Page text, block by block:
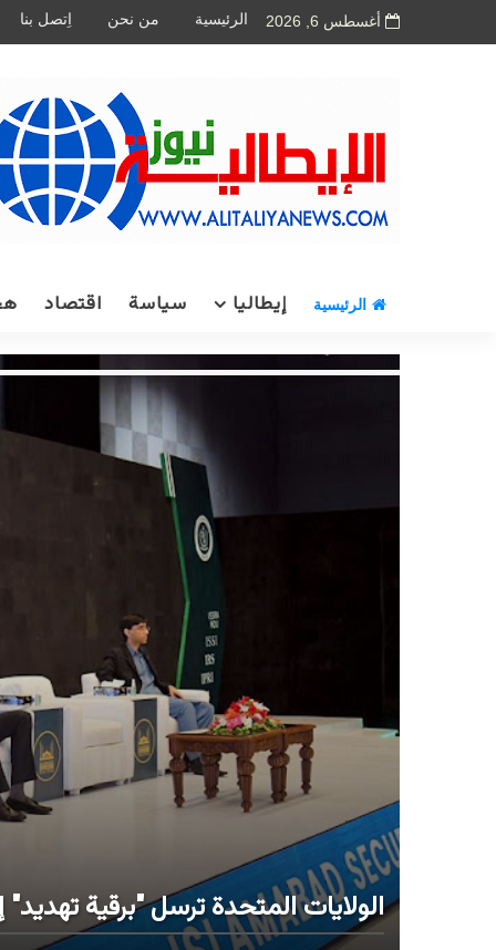
أغسطس 6, 2026 الرئيسية من نحن اِتصل بنا
الرئيسية إيطاليا سياسة اقتصاد
الولايات المتحدة ترسل "برقية